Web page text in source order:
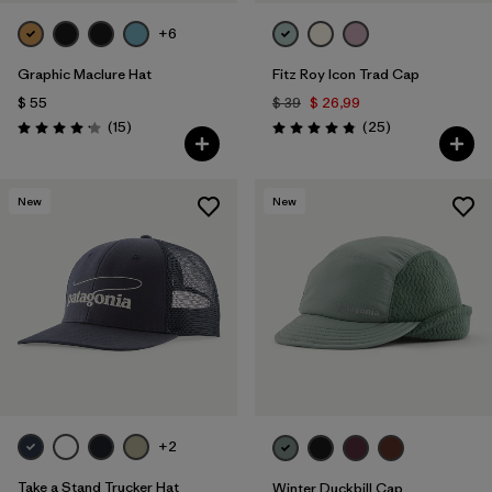
+6
Graphic Maclure Hat
$ 55
Valoración: 4.1 / 5
(15Comentarios
)
Fitz Roy Icon Trad Cap
$ 39 $ 26,99
Valoración: 4.8 / 5
(25Comentarios
)
New
+2
Take a Stand Trucker Hat
New
Winter Duckbill Cap